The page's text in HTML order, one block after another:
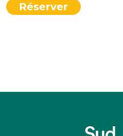
Réserver